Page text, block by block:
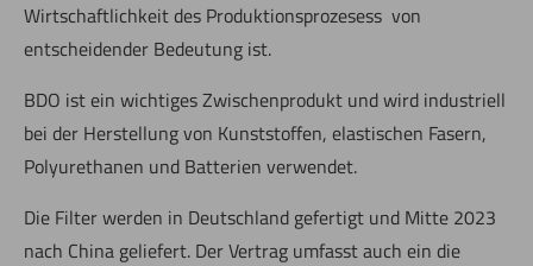
Wirtschaftlichkeit des Produktionsprozesess von
entscheidender Bedeutung ist.
BDO ist ein wichtiges Zwischenprodukt und wird industriell
bei der Herstellung von Kunststoffen, elastischen Fasern,
Polyurethanen und Batterien verwendet.
Die Filter werden in Deutschland gefertigt und Mitte 2023
nach China geliefert. Der Vertrag umfasst auch ein die